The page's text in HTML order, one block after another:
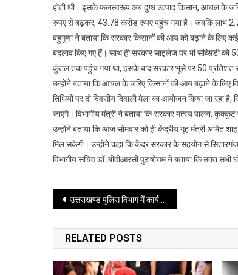
होती थी। इसके फलस्वरूप अब दुग्ध उत्पाद किसान, आंचल के
रुपए से बढ़कर, 43.78 करोड रुपए पहुंच गया है। जबकि लाभ
बहुगुणा ने बताया कि सरकार किसानों की आय को बढ़ाने के लिए
बदलाव किए गए हैं। साथ ही सरकार साइलेज पर भी सब्सिडी
कुंतल तक पहुंच गया था, इसके बाद सरकार भूसे पर 50 प्रतिशत
उन्होंने बताया कि आंचल के जरिए किसानों की आय बढ़ाने के लिए
तिथियों पर दो दिवसीय दिवाली मेला का आयोजन किया जा रहा
जाएंगे। विभागीय मंत्री ने बताया कि सरकार मत्स्य पालन,
उन्होंने बताया कि आज सोमवार को ही केंद्रीय गृह मंत्री अमित
मिल सकेगी। उन्होंने कहा कि केंद्र सरकार के सहयोग से सितारगंज
विभागीय सचिव डॉ. बीवीआरसी पुरुषोत्तम ने बताया कि उक्त
Post
navigation
उत्तराखण्ड पुलिस विभाग में कार्यरत निरीक्षकों और सहायक उप निरीक्षकों के वर्दी भत्ते में 3500 रूपये की वृद्धि की जायेगी
RELATED POSTS